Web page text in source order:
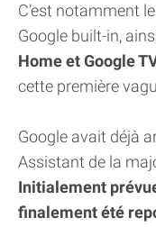
C’est notamment
Google built-in,
Home et Google
cette première
Google avait déjà
Assistant de la
Initialement
finalement été